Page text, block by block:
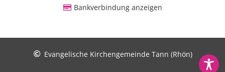
Bankverbindung anzeigen
Evangelische Kirchengemeinde Tann (Rhön)